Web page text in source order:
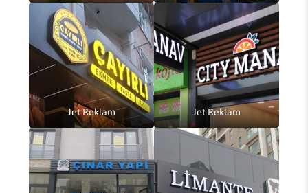
Jet Reklam Jet Reklam